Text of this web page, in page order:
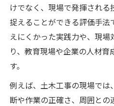
けでなく、現場で発揮され
捉えることができる評価手法
えにくかった実践力や、現
り、教育現場や企業の人材育
す。
例えば、土木工事の現場で
断や作業の正確さ、周囲と